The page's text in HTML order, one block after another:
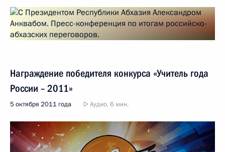
Награждение победителя конкурса «Учитель года
России – 2011»
5 октября 2011 года Аудио, 6 мин.